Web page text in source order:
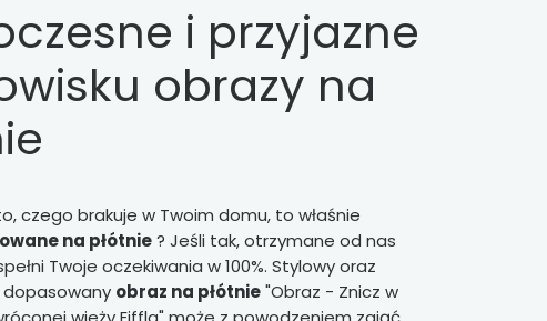
i przyjazne
obrazy na
czego brakuje w Twoim domu, to właśnie
na płótnie? Jeśli tak, otrzymane od nas
Twoje oczekiwania w 100%. Stylowy oraz
obraz na płótnie"Obraz - Znicz w